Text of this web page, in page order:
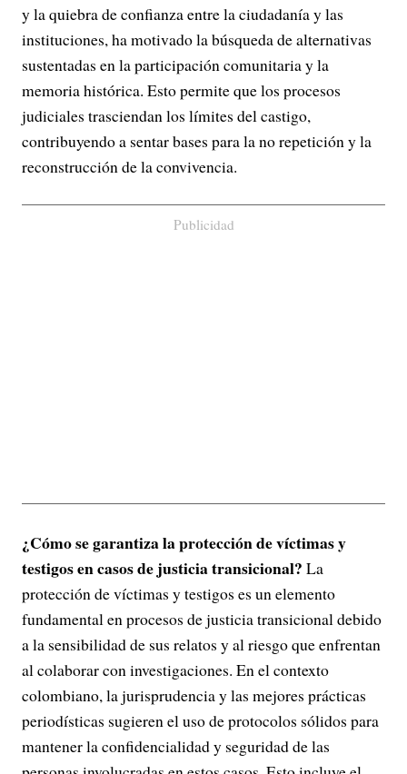
y la quiebra de confianza entre la ciudadanía y las
instituciones, ha motivado la búsqueda de alternativas
sustentadas en la participación comunitaria y la
memoria histórica. Esto permite que los procesos
judiciales trasciendan los límites del castigo,
contribuyendo a sentar bases para la no repetición y la
reconstrucción de la convivencia.
Publicidad
¿Cómo se garantiza la protección de víctimas y
testigos en casos de justicia transicional? La
protección de víctimas y testigos es un elemento
fundamental en procesos de justicia transicional debido
a la sensibilidad de sus relatos y al riesgo que enfrentan
al colaborar con investigaciones. En el contexto
colombiano, la jurisprudencia y las mejores prácticas
periodísticas sugieren el uso de protocolos sólidos para
mantener la confidencialidad y seguridad de las